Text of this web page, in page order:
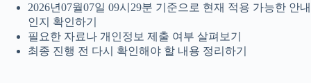
2026년07월07일 09시29분 기준으로 현재 적용 가능한 안내
인지 확인하기
필요한 자료나 개인정보 제출 여부 살펴보기
최종 진행 전 다시 확인해야 할 내용 정리하기